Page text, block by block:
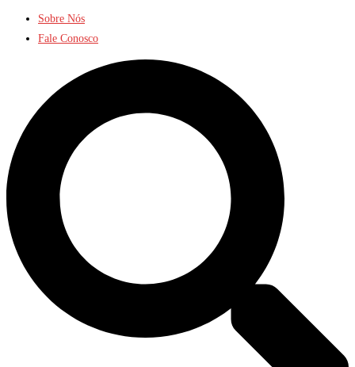
Sobre Nós
Fale Conosco